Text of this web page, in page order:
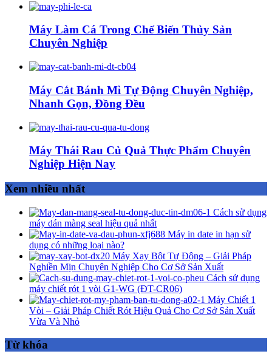
Máy Làm Cá Trong Chế Biến Thủy Sản
Chuyên Nghiệp
Máy Cắt Bánh Mì Tự Động Chuyên Nghiệp,
Nhanh Gọn, Đồng Đều
Máy Thái Rau Củ Quả Thực Phẩm Chuyên
Nghiệp Hiện Nay
Xem nhiều nhất
Cách sử dụng
máy dán màng seal hiệu quả nhất
Máy in date in hạn sử
dụng có những loại nào?
Máy Xay Bột Tự Động – Giải Pháp
Nghiền Mịn Chuyên Nghiệp Cho Cơ Sở Sản Xuất
Cách sử dụng
máy chiết rót 1 vòi G1-WG (ĐT-CR06)
Máy Chiết 1
Vòi – Giải Pháp Chiết Rót Hiệu Quả Cho Cơ Sở Sản Xuất
Vừa Và Nhỏ
Từ khóa